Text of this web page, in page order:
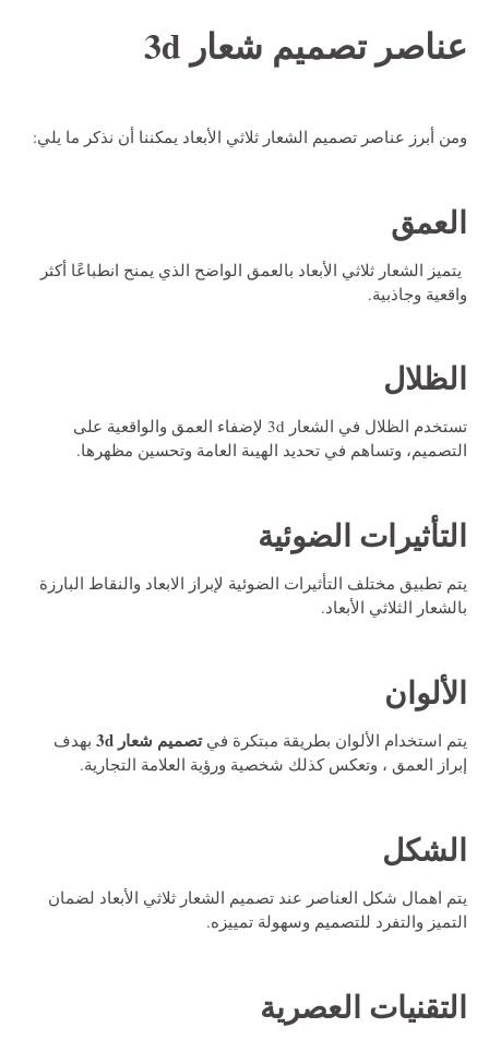
عناصر تصميم شعار 3d
ومن أبرز عناصر تصميم الشعار ثلاثي الأبعاد يمكننا أن نذكر ما يلي:
العمق
يتميز الشعار ثلاثي الأبعاد بالعمق الواضح الذي يمنح انطباعًا أكثر
واقعية وجاذبية.
الظلال
تستخدم الظلال في الشعار 3d لإضفاء العمق والواقعية على
التصميم، وتساهم في تحديد الهيىة العامة وتحسين مظهرها.
التأثيرات الضوئية
يتم تطبيق مختلف التأثيرات الضوئية لإبراز الابعاد والنقاط البارزة
بالشعار الثلاثي الأبعاد.
الألوان
يتم استخدام الألوان بطريقة مبتكرة فيتصميم شعار 3d
بهدف
إبراز العمق ، وتعكس كذلك شخصية ورؤية العلامة التجارية.
الشكل
يتم اهمال شكل العناصر عند تصميم الشعار ثلاثي الأبعاد لضمان
التميز والتفرد للتصميم وسهولة تمييزه.
التقنيات العصرية